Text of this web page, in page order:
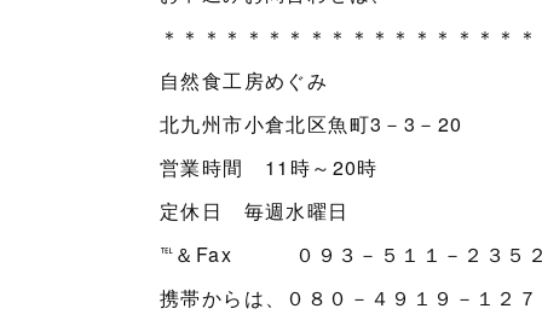
＊＊＊＊＊＊＊＊＊＊＊＊＊＊＊＊＊＊
自然食工房めぐみ
北九州市小倉北区魚町3－3－20
営業時間 11時～20時
定休日 毎週水曜日
℡＆Fax ０９３－５１１－２３５２
携帯からは、０８０－４９１９－１２７